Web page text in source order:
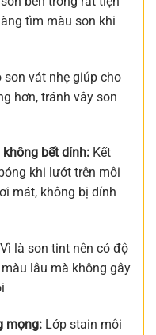
tìm màu son khi
vát nhẹ giúp cho
hơn, tránh vây son
bết dính:Kết
khi lướt trên môi
mát, không bị dính
là son tint nên có độ
lâu mà không gây
mọng: Lớp stain môi